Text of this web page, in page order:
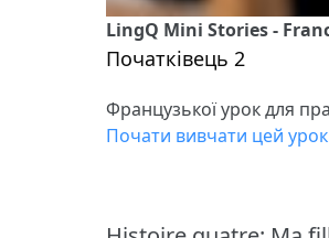
LingQ Mini Stories -
Початківець 2
Французької урок для
Почати вивчати цей